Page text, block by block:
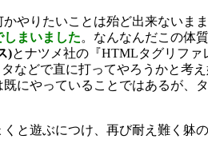
やりたいことは殆ど出来ない
まいました。なんなんだこの体質
)とナツメ社の『HTMLタグリフ
どで直に打ってやろうかと考
にやっていることではあるが、
遊ぶにつけ、再び耐え難く躰の